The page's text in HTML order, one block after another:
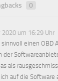
0
2020 um 16:29 Uhr
einen OBD
der
als
auf die Software